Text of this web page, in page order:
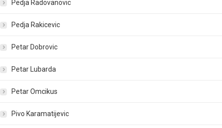
Pedja Radovanovic
Pedja Rakicevic
Petar Dobrovic
Petar Lubarda
Petar Omcikus
Pivo Karamatijevic